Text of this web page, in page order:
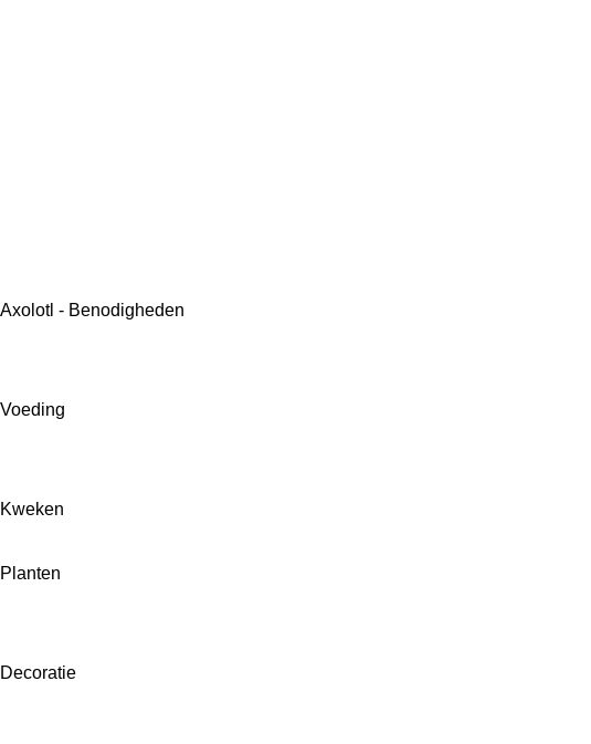
Axolotl - Benodigheden
Voeding
Kweken
Planten
Decoratie